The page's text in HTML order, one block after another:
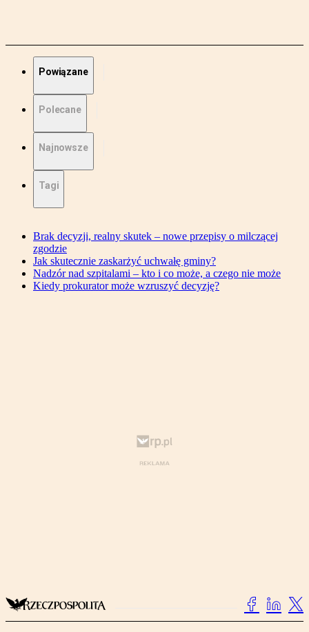
Powiązane
Polecane
Najnowsze
Tagi
Brak decyzji, realny skutek – nowe przepisy o milczącej
zgodzie
Jak skutecznie zaskarżyć uchwałę gminy?
Nadzór nad szpitalami – kto i co może, a czego nie może
Kiedy prokurator może wzruszyć decyzję?